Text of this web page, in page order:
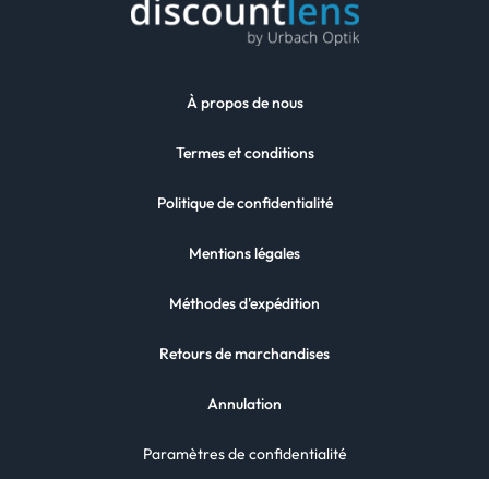
À propos de nous
Termes et conditions
Politique de confidentialité
Mentions légales
Méthodes d'expédition
Retours de marchandises
Annulation
Paramètres de confidentialité